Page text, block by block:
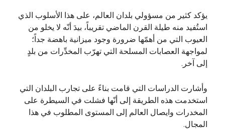
يؤكد كثير من مسؤولي بلدان العالم، على هذا الأسلوب الذي
استُفيد منه طيلة القرن الماضي تقريباً، بيدَ أنّه لا يخلو من
العيوب التي من أهمّها ضرورة وجود ميزانية باهضة جداً؛
لمواجهة العصابات المسلحة التي تهرّب المخدِّرات من بلدٍ
إلى آخر.
وأشارت الدراسات التي قامت بناءً على تجارب البلدان التي
استخدمت هذه الطريقة إلى أنّها فشلت في السيطرة على
المخدرات وايصال العالم إلى المستوى المطلوب في هذا
المجال.